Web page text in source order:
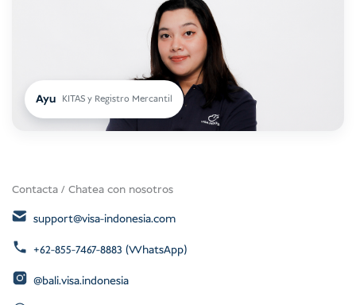
Ayu KITAS y Registro Mercantil
Contacta / Chatea con nosotros
support@visa-indonesia.com
+62-855-7467-8883 (WhatsApp)
@bali.visa.indonesia